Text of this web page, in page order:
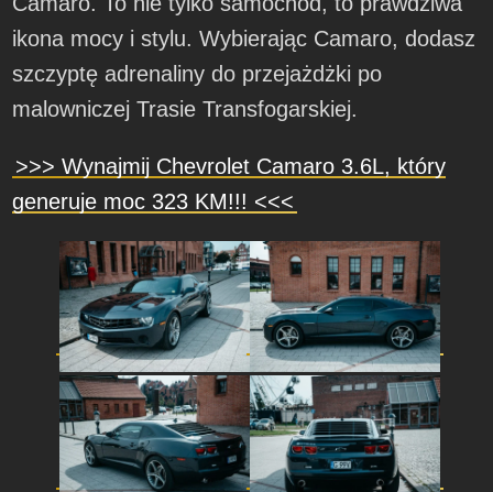
ikona mocy i stylu. Wybierając Camaro, dodasz
szczyptę adrenaliny do przejażdżki po
malowniczej Trasie Transfogarskiej.
>>> Wynajmij Chevrolet Camaro 3.6L, który
generuje moc 323 KM!!! <<<